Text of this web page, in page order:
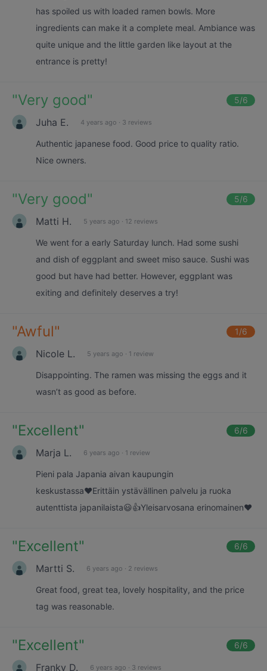
has spoiled us with loaded ramen bowls. More
ingredients can make it a complete meal. Ambiance was
quite unique and the little garden like layout at the
entrance is pretty!
"Very good" 5/6
Juha E. 4 years ago · 3 reviews
Authentic japanese food. Good price to quality ratio.
Nice owners.
"Very good" 5/6
Matti H. 5 years ago · 12 reviews
We went for a early Saturday lunch. Had some sushi
and dish of eggplant and sweet miso sauce. Sushi was
good but have had better. However, eggplant was
exiting and definitely deserves a try!
"Awful" 1/6
Nicole L. 5 years ago · 1 review
Disappointing. The ramen was missing the eggs and it
wasn’t as good as before.
"Excellent" 6/6
Marja L. 6 years ago · 1 review
Pieni pala Japania aivan kaupungin
keskustassa♥️Erittäin ystävällinen palvelu ja ruoka
autenttista japanilaista😃👍Yleisarvosana erinomainen♥️
"Excellent" 6/6
Martti S. 6 years ago · 2 reviews
Great food, great tea, lovely hospitality, and the price
tag was reasonable.
"Excellent" 6/6
Franky D. 6 years ago · 3 reviews